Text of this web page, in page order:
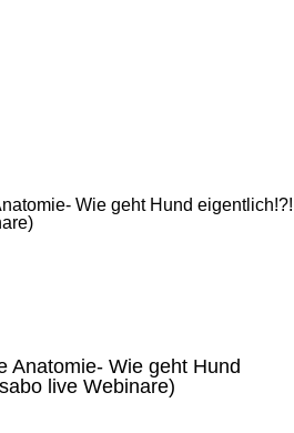
Wie geht Hund eigentlich!?!
Anatomie- Wie geht Hund
live Webinare)